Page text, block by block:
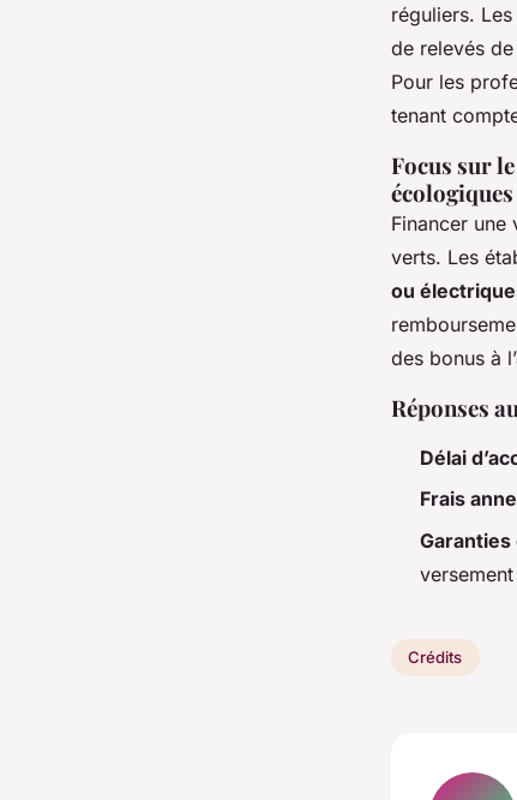
réguliers.
de relevés
Pour les
tenant
Focus sur
écologiques
Financer
verts. Les
ou
des bonus à
Réponses
Délai
Frais
Crédits